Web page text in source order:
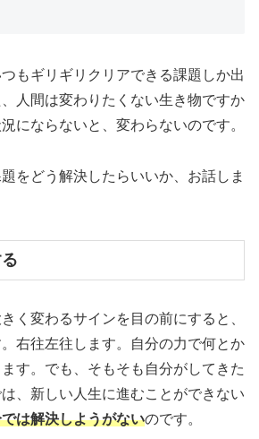
もギリギリクリアできる課題しか出
人間は変わりたくない生き物ですか
にならないと、変わらないのです。
をどう解決したらいいか、お話しま
く変わるサインを目の前にすると、
右往左往します。自分の力で何とか
す。でも、そもそも自分がしてきた
、新しい人生に進むことができない
は解決しようがないのです。